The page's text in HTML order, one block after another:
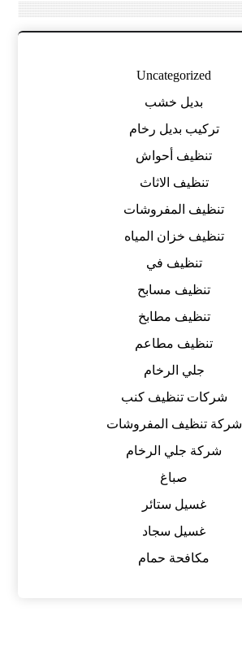
Uncategorized
بديل خشب
تركيب بديل رخام
تنظيف أحواش
تنظيف الاثاث
تنظيف المفروشات
تنظيف خزان المياه
تنظيف في
تنظيف مسابح
تنظيف مطابخ
تنظيف مطاعم
جلي الرخام
شركات تنظيف كنب
شركة تنظيف المفروشات
شركة جلي الرخام
صباغ
غسيل ستائر
غسيل سجاد
مكافحة حمام